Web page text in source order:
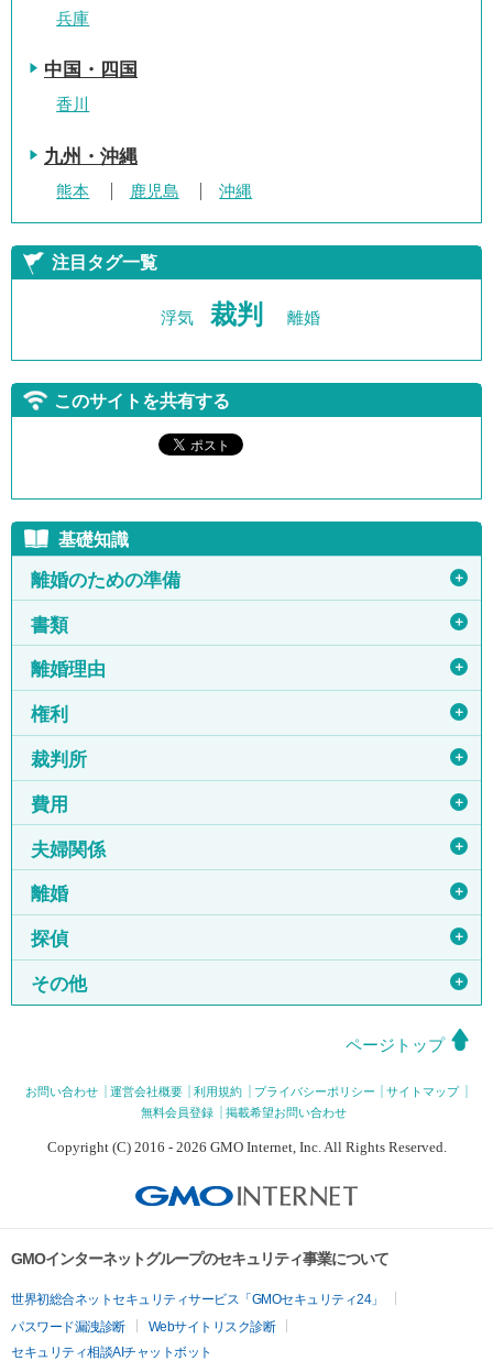
兵庫
中国・四国
香川
九州・沖縄
熊本 鹿児島 沖縄
注目タグ一覧
浮気 裁判 離婚
このサイトを共有する
基礎知識
離婚のための準備 ＋
書類 ＋
離婚理由 ＋
権利 ＋
裁判所 ＋
費用 ＋
夫婦関係 ＋
離婚 ＋
探偵 ＋
その他 ＋
ページトップ
お問い合わせ 運営会社概要 利用規約 プライバシーポリシー
サイトマップ
無料会員登録
掲載希望お問い合わせ
Copyright (C) 2016 - 2026 GMO Internet, Inc. All Rights Reserved.
GMOインターネットグループのセキュリティ事業について
世界初総合ネットセキュリティサービス「GMOセキュリティ24」
パスワード漏洩診断
Webサイトリスク診断
セキュリティ相談AIチャットボット